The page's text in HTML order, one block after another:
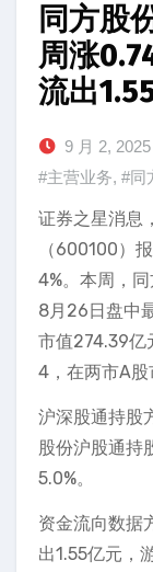
同方股
周涨
流出
9 月 2, 2025
#主营业务, #同
证券之星消息
（600100）
4%。本周，
8月26日盘中
市值274.39亿
4，在两市A股
沪深股通持股
股份沪股通持
5.0%。
资金流向数据
出1.55亿元，